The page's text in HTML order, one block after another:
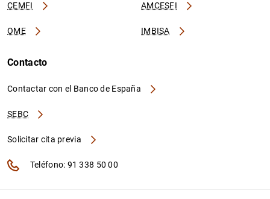
CEMFI AMCESFI
OME IMBISA
Contacto
Contactar con el Banco de España
SEBC
Solicitar cita previa
Teléfono: 91 338 50 00